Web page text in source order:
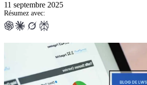
11 septembre 2025
Résumez avec: